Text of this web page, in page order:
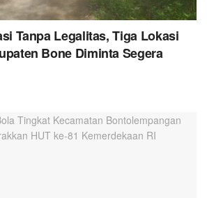
Tanpa Legalitas, Tiga Lokasi
Bone Diminta Segera